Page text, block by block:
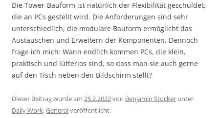
Die Tower-Bauform ist natürlich der Flexibilität geschuldet,
die an PCs gestellt wird. Die Anforderungen sind sehr
unterschiedlich, die modulare Bauform ermöglicht das
Austauschen und Erweitern der Komponenten. Dennoch
frage ich mich: Wann endlich kommen PCs, die klein,
praktisch und lüfterlos sind, so dass man sie auch gerne
auf den Tisch neben den Bildschirm stellt?
Dieser Beitrag wurde am 25.2.2022von Benjamin Stocker unter
Daily Work,Generalveröffentlicht.